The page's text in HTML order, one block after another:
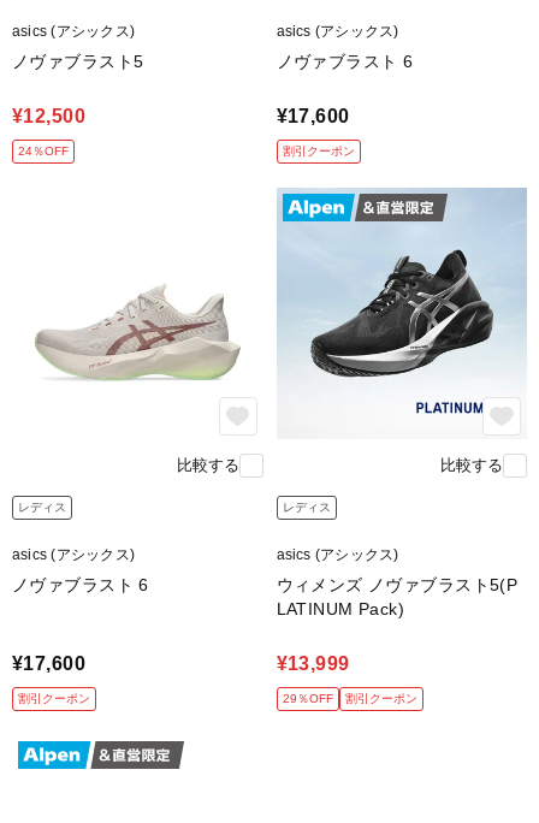
通気性のある快適なフィット感
通気性に優れた、高機能EngineeredWovenアッパーを採
用。
熱を効率よく逃がしながら、
足を吸い付くように包み込みます。
自由に楽しく走りたいランナーに
ジョグ～ビルドアップ走、インターバル走にもおすすめ
asics (アシックス)
ノヴァブラスト5
¥12,500
24％OFF
asics (アシックス)
ノヴァブラスト 6
¥17,600
割引クーポン
比較する
レディス
asics (アシックス)
ノヴァブラスト 6
¥17,600
割引クーポン
比較する
レディス
asics (アシックス)
ウィメンズ ノヴァブラスト5(P
LATINUM Pack)
¥13,999
29％OFF 割引クーポン